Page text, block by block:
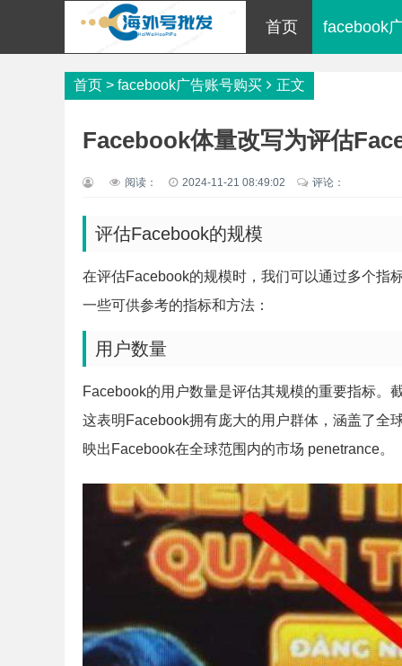
首页 facebook
首页 > facebook广告账号购买 正文
Facebook体量改写为评估
阅读： 2024-11-21 08:49:02 评论：
评估Facebook的规模
在评估Facebook的规模时，我们可以通过多个指
一些可供参考的指标和方法：
用户数量
Facebook的用户数量是评估其规模的重要指标。
这表明Facebook拥有庞大的用户群体，涵盖了全
映出Facebook在全球范围内的市场 penetrance。